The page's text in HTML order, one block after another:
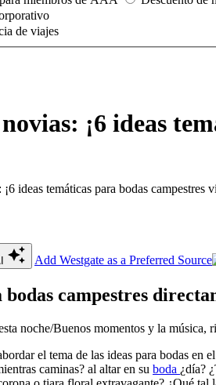
de viajes
¡6 ideas
Add Westgate as a Preferred Source
bodas campestres
noche/Buenos momentos y la
el tema de las ideas para bodas en
caminas? al altar en su boda ¿día?